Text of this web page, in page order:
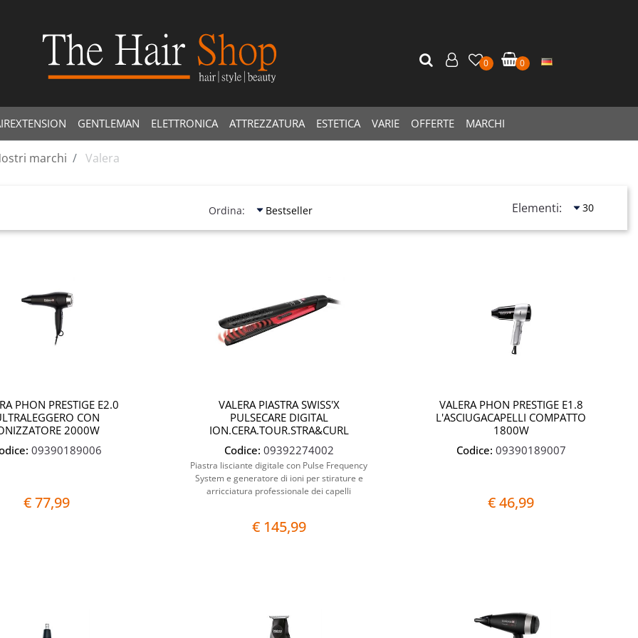
GENTLEMAN ELETTRONICA ATTREZZATURA ESTETICA VARIE OFFERTE MARCHI
0 0
marchi Valera
Ordina: Elementi:
PHON PRESTIGE E2.0
CON
2000W
09390189006
€ 77,99
VALERA PIASTRA SWISS'X
PULSECARE DIGITAL
ION.CERA.TOUR.STRA&CURL
Codice: 09392274002
Piastra lisciante digitale con Pulse Frequency
System e generatore di ioni per stirature e
arricciatura professionale dei capelli
€ 145,99
VALERA PHON PRESTIGE E1.8
L'ASCIUGACAPELLI COMPATTO
1800W
Codice: 09390189007
€ 46,99